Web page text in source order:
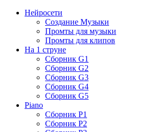
Нейросети
Создание Музыки
Промты для музыки
Промты для клипов
На 1 струне
Сборник G1
Сборник G2
Сборник G3
Сборник G4
Сборник G5
Piano
Сборник P1
Сборник P2